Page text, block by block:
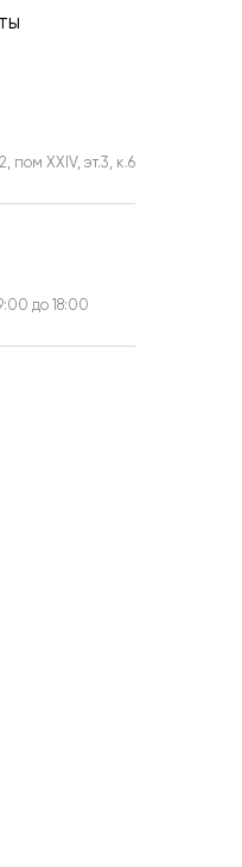
пом ХХIV, эт.3, к.6
до 18:00